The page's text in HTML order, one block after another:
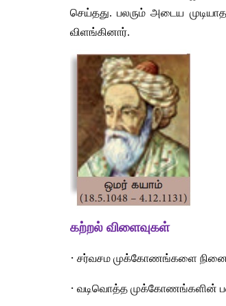
செய்தது. பலரும் அடைய
விளங்கினார்.
கற்றல் விளைவுகள்
· சர்வசம முக்கோணங்களை
· வடிவொத்த முக்கோணங்களின்